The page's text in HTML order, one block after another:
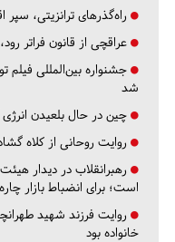
راه‌گذرهای ترانزیتی،
عراقچی از قانون فراتر
جشنواره بین‌المللی فیلم
شد
چین در حال بلعیدن
روایت روحانی از کلاه
رهبرانقلاب در دیدار
است؛ برای انضباط بازار
روایت فرزند شهید
خانواده بود